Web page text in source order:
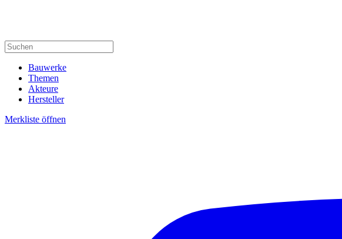
Bauwerke
Themen
Akteure
Hersteller
Merkliste öffnen